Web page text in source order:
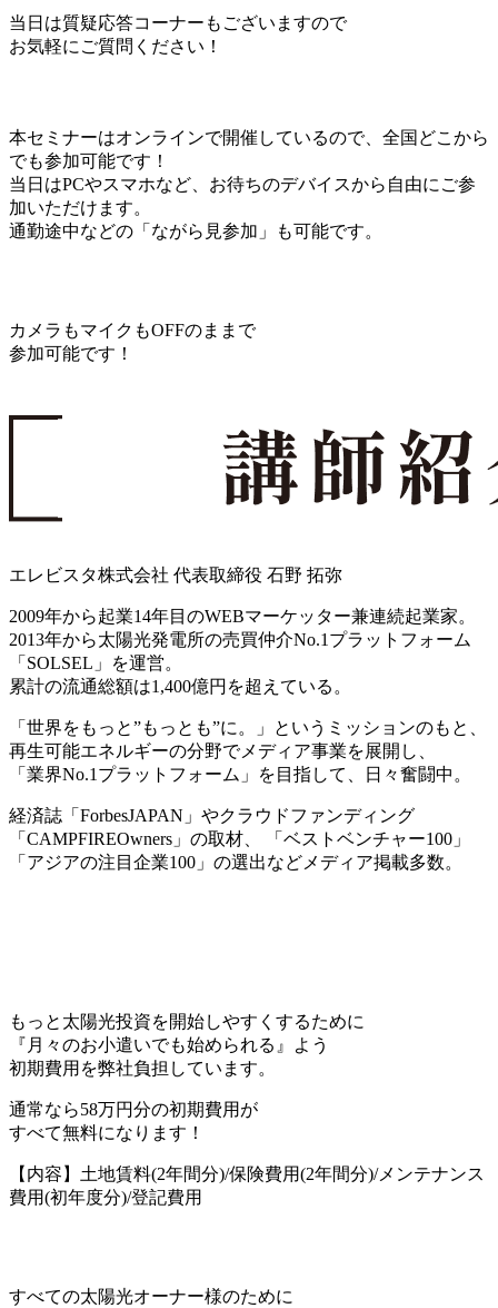
当日は質疑応答コーナーもございますので
お気軽にご質問ください！
本セミナーはオンラインで開催しているので、 全国 どこから
でも参加可能です！
当日はPCやスマホなど、お待ちのデバイスから自由にご参
加いただけます。
通勤途中などの「ながら見参加」も可能です。
カメラもマイクもOFFのままで
参加可能です！
エレビスタ株式会社 代表取締役 石野 拓弥
2009年から起業14年目のWEBマーケッター兼連続起業家。
2013年から太陽光発電所の売買仲介No.1プラットフォーム
「SOLSEL」を運営。
累計の流通総額は1,400億円を超えている。
「世界をもっと”もっとも”に。」というミッションのもと、
再生可能エネルギーの分野でメディア事業を展開し、
「業界No.1プラットフォーム」を目指して、日々奮闘中。
経済誌「ForbesJAPAN」やクラウドファンディング
「CAMPFIREOwners」の取材、 「ベストベンチャー100」
「アジアの注目企業100」の選出などメディア掲載多数。
もっと太陽光投資を開始しやすくするために
『月々のお小遣いでも始められる』よう
初期費用を弊社負担しています。
通常なら58万円分の初期費用 が
すべて無料になります！
【内容】土地賃料(2年間分)/保険費用(2年間分)/メンテナンス
費用(初年度分)/登記費用
すべての太陽光オーナー様のために